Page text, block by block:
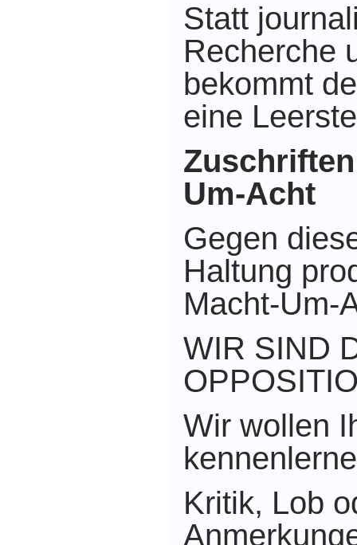
Statt
Recherche
bekommt
eine
Um-Acht
Gegen
Haltung
Macht-Um-
WIR SIND
Wir wollen
Kritik, Lob